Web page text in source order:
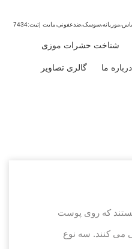
شناخت حشرات موزی
درباره ما گالری تصاویر
که روی پوست
می کنند. سه نوع